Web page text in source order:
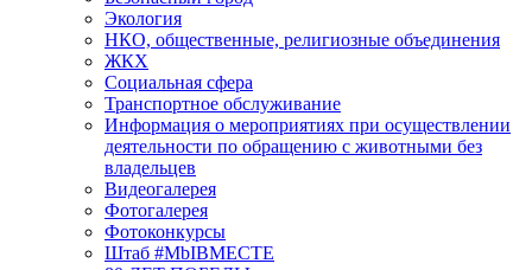
Экология
НКО, общественные, религиозные объединения
ЖКХ
Социальная сфера
Транспортное обслуживание
Информация о мероприятиях при осуществлении
деятельности по обращению с животными без
владельцев
Видеогалерея
Фотогалерея
Фотоконкурсы
Штаб #MbIBMECTE